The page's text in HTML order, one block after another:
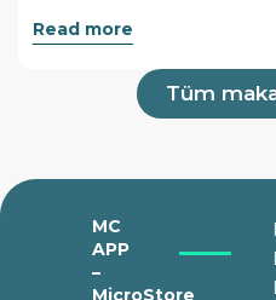
Read more
Tüm
MC
APP
–
MicroStore